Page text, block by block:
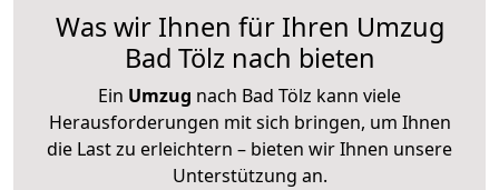
Was wir Ihnen für Ihren Umzug
Bad Tölz nach bieten
Ein Umzug nach Bad Tölz kann viele
Herausforderungen mit sich bringen, um Ihnen
die Last zu erleichtern – bieten wir Ihnen unsere
Unterstützung an.